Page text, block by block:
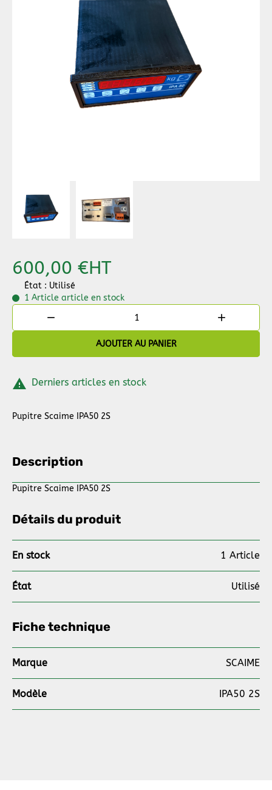
600,00 €HT
État : Utilisé
1 Article article en stock
 
AJOUTER AU PANIER
 Derniers articles en stock
Pupitre Scaime IPA50 2S
Description
Pupitre Scaime IPA50 2S
Détails du produit
En stock 1 Article
État Utilisé
Fiche technique
Marque SCAIME
Modèle IPA50 2S